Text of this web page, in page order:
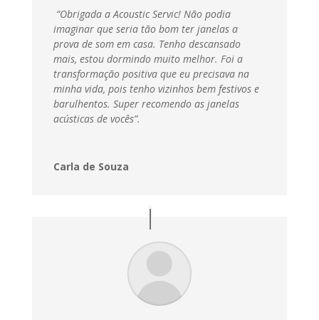
“Obrigada a Acoustic Servic! Não podia
imaginar que seria tão bom ter janelas a
prova de som em casa. Tenho descansado
mais, estou dormindo muito melhor. Foi a
transformação positiva que eu precisava na
minha vida, pois tenho vizinhos bem festivos e
barulhentos. Super recomendo as janelas
acústicas de vocês”.
Carla de Souza